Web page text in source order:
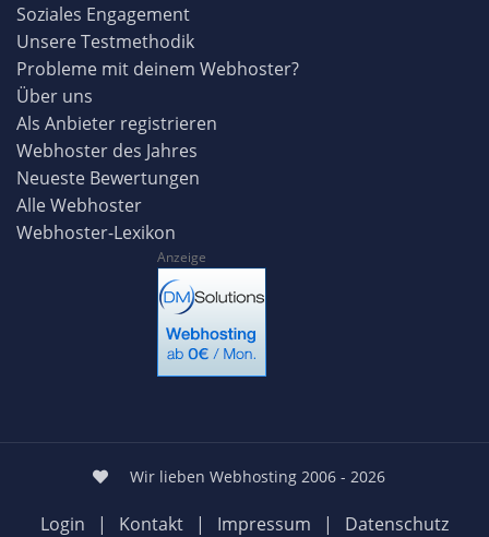
Soziales Engagement
Unsere Testmethodik
Probleme mit deinem Webhoster?
Über uns
Als Anbieter registrieren
Webhoster des Jahres
Neueste Bewertungen
Alle Webhoster
Webhoster-Lexikon
Anzeige
Wir lieben Webhosting 2006 - 2026
Login | Kontakt | Impressum |
Datenschutz